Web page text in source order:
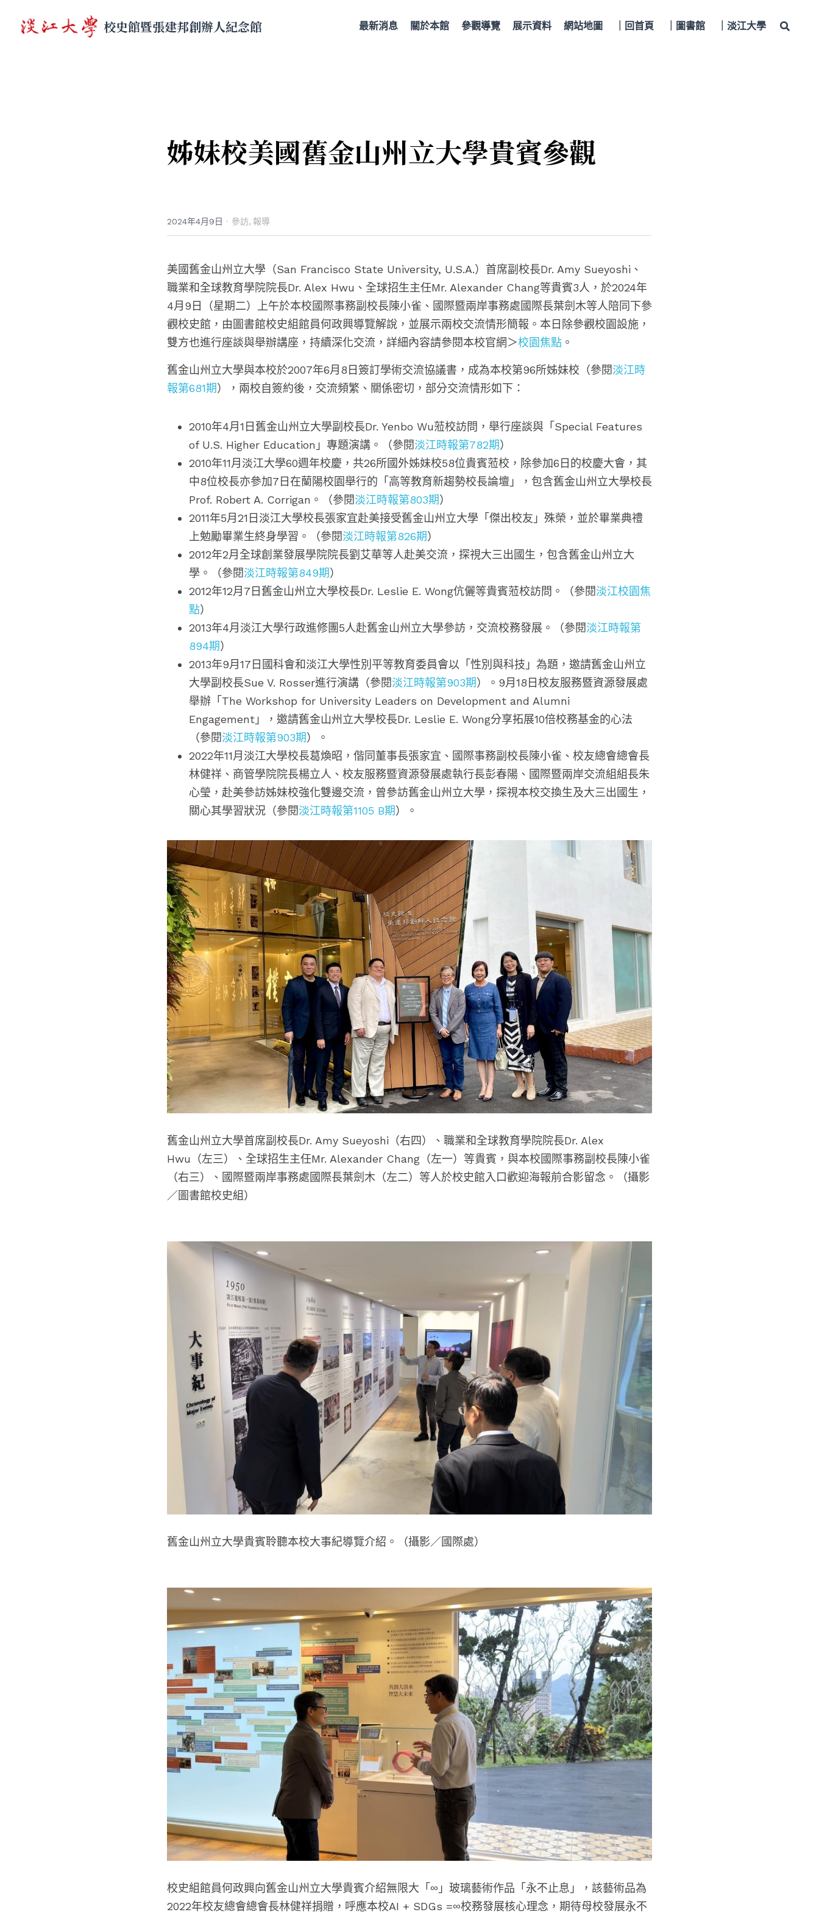
校史館暨張建邦創辦人紀念館 最新消息 關於本館 參觀導覽 展示資料 網站地圖 ｜回首頁 ｜圖書館 ｜淡江大學
姊妹校美國舊金山州立大學貴賓參觀
2024年4月9日 · 參訪, 報導
美國舊金山州立大學（San Francisco State University, U.S.A.）首席副校長Dr. Amy Sueyoshi、
職業和全球教育學院院長Dr. Alex Hwu、全球招生主任Mr. Alexander Chang等貴賓3人，於2024年
4月9日（星期二）上午於本校國際事務副校長陳小雀、 國際暨兩岸事務處國際長葉劍木等人陪同下參
觀校史館，由圖書館校史組館員何政興導覽解說，並展示兩校交流情形簡報。本日除參觀校園設施，
雙方也進行座談與舉辦講座，持續深化交流，詳細內容請參閱本校官網＞校園焦點 。
舊金山州立大學與本校於2007年6月8日簽訂學術交流協議書，成為本校第96所姊妹校（參閱淡江時
報第681期），兩校自簽約後，交流頻繁、關係密切，部分交流情形如下：
2010年4月1日舊金山州立大學副校長Dr. Yenbo Wu蒞校訪問，舉行座談與「Special Features
of U.S. Higher Education」專題演講。（參閱淡江時報第782期）
2010年11月淡江大學60週年校慶，共26所國外姊妹校58位貴賓蒞校，除參加6日的校慶大會，其
中8位校長亦參加7日在蘭陽校園舉行的「高等教育新趨勢校長論壇」，包含舊金山州立大學校長
Prof. Robert A. Corrigan。（參閱淡江時報第803期）
2011年5月21日淡江大學校長張家宜赴美接受舊金山州立大學「傑出校友」殊榮，並於畢業典禮
上勉勵畢業生終身學習。（參閱淡江時報第826期）
2012年2月全球創業發展學院院長劉艾華等人赴美交流，探視大三出國生，包含舊金山州立大
學。（參閱淡江時報第849期）
2012年12月7日舊金山州立大學校長Dr. Leslie E. Wong伉儷等貴賓蒞校訪問。（參閱淡江校園焦
點）
2013年4月淡江大學行政進修團5人赴舊金山州立大學參訪，交流校務發展。（參閱淡江時報第
894期）
2013年9月17日國科會和淡江大學性別平等教育委員會以「性別與科技」為題，邀請舊金山州立
大學副校長Sue V. Rosser進行演講（參閱淡江時報第903期）。9月18日校友服務暨資源發展處
舉辦「The Workshop for University Leaders on Development and Alumni
Engagement」，邀請舊金山州立大學校長Dr. Leslie E. Wong分享拓展10倍校務基金的心法
（參閱淡江時報第903期）。
2022年11月淡江大學校長葛煥昭，偕同董事長張家宜、國際事務副校長陳小雀、校友總會總會長
林健祥、商管學院院長楊立人、校友服務暨資源發展處執行長彭春陽、國際暨兩岸交流組組長朱
心瑩，赴美參訪姊妹校強化雙邊交流，曾參訪舊金山州立大學，探視本校交換生及大三出國生，
關心其學習狀況（參閱淡江時報第1105 B期）。
舊金山州立大學首席副校長Dr. Amy Sueyoshi （右四）、職業和全球教育學院院長Dr. Alex
Hwu（左三）、 全球招生主任Mr. Alexander Chang（左一） 等貴賓，與本校國際事務副校長陳小雀
（右三）、國際暨兩岸事務處國際長葉劍木（左二）等人於校史館入口歡迎海報前合影留念。（攝影
／圖書館校史組）
舊金山州立大學貴賓聆聽本校大事紀導覽介紹。（攝影／國際處）
校史組館員何政興向舊金山州立大學貴賓介紹無限大「∞」玻璃藝術作品「永不止息」，該藝術品為
2022年校友總會總會長林健祥捐贈，呼應本校AI + SDGs =∞校務發展核心理念，期待母校發展永不